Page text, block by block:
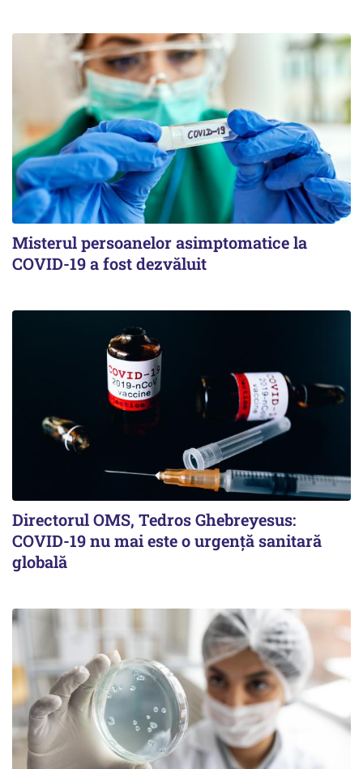
Misterul persoanelor asimptomatice la
COVID-19 a fost dezvăluit
Directorul OMS, Tedros Ghebreyesus:
COVID-19 nu mai este o urgenţă sanitară
globală